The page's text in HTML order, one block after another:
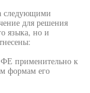
следующими
для решения
языка, но и
ФЕ применительно к
формам его